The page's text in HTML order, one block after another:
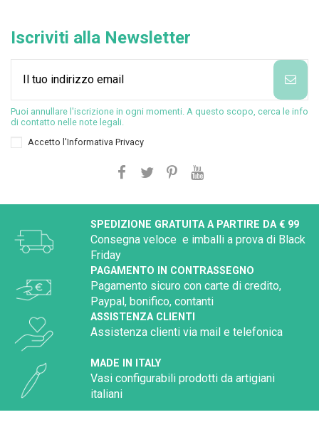
Iscriviti alla Newsletter
Puoi annullare l'iscrizione in ogni momenti. A questo scopo, cerca le info
di contatto nelle note legali.
Accetto l'Informativa Privacy
SPEDIZIONE GRATUITA A PARTIRE DA € 99
Consegna veloce e imballi a prova di Black
Friday
PAGAMENTO IN CONTRASSEGNO
Pagamento sicuro con carte di credito,
Paypal, bonifico, contanti
ASSISTENZA CLIENTI
Assistenza clienti via mail e telefonica
MADE IN ITALY
Vasi configurabili prodotti da artigiani
italiani